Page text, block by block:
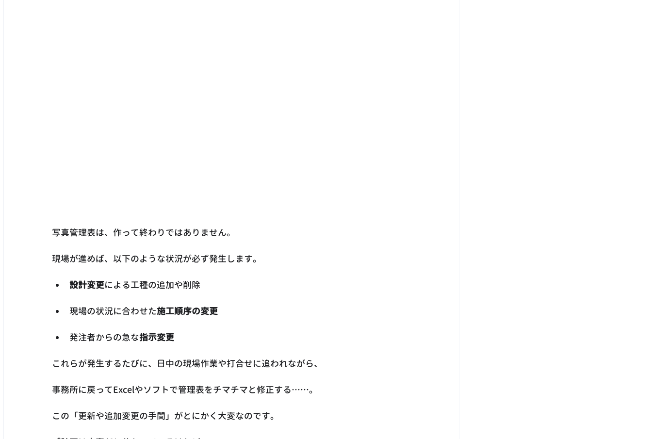
写真管理表は、作って終わりではありません。
現場が進めば、以下のような状況が必ず発生します。
設計変更による工種の追加や削除
現場の状況に合わせた施工順序の変更
発注者からの急な指示変更
これらが発生するたびに、日中の現場作業や打合せに追われながら、
事務所に戻ってExcelやソフトで管理表をチマチマと修正する……。
この「更新や追加変更の手間」がとにかく大変なのです。